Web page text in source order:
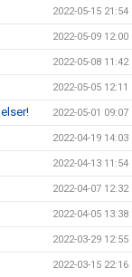
2022-05-15 21:54
2022-05-09 12:00
2022-05-08 11:42
2022-05-05 12:11
2022-05-01 09:07
2022-04-19 14:03
2022-04-13 11:54
2022-04-07 12:32
2022-04-05 13:38
2022-03-29 12:55
2022-03-15 22:16